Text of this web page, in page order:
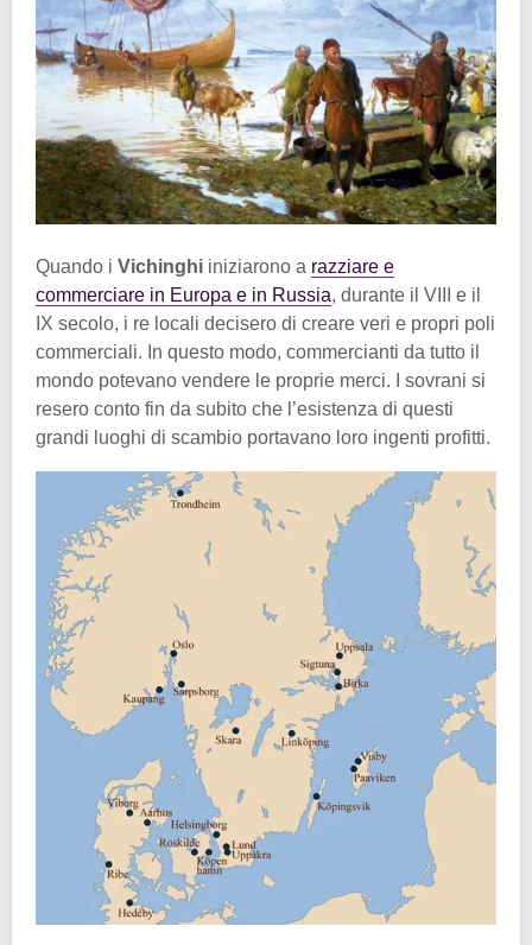
Quando i Vichinghi iniziarono a razziare e
commerciare in Europa e in Russia, durante il VIII e il
IX secolo, i re locali decisero di creare veri e propri poli
commerciali. In questo modo, commercianti da tutto il
mondo potevano vendere le proprie merci. I sovrani si
resero conto fin da subito che l’esistenza di questi
grandi luoghi di scambio portavano loro ingenti profitti.